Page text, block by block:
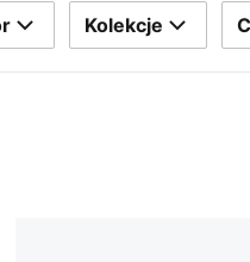
Kolekcje